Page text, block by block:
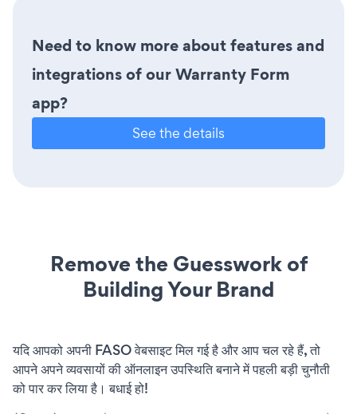
Need to know more about features and
integrations of our Warranty Form
app?
See the details
Remove the Guesswork of
Building Your Brand
यदि आपको अपनी FASO वेबसाइट मिल गई है और आप चल रहे हैं, तो
आपने अपने व्यवसायों की ऑनलाइन उपस्थिति बनाने में पहली बड़ी चुनौती
को पार कर लिया है। बधाई हो!